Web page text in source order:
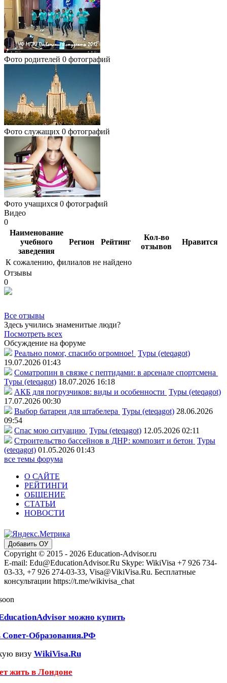
Фото родителей 0 фотографий
Фото служащих 0 фотографий
Фото учащихся 0 фотографий
Видео
0
Наименование
учебного
заведения
Регион Рейтинг
Кол-во
отзывов
Нравится
К сожалению, филиалов не найдено
Отзывы
0
Все отзывы
Здесь учились знаменитые люди?
Посмотреть всех
Обсуждение на форуме
Реально помог, спасибо огромное! Туры (eteqagot)
19.07.2026 01:43
Соматропин в связке с пептидами: в арсенале спортсмена
Туры (eteqagot) 18.07.2026 16:18
АКБ для погрузчиков: виды и особенности Туры (eteqagot)
17.07.2026 00:30
Выбор батареи для штабелера Туры (eteqagot) 28.06.2026
09:54
Спас мою ситуацию Туры (eteqagot) 12.05.2026 02:11
Строительство бассейнов в ДНР: композит и бетон Туры
(eteqagot) 01.05.2026 01:43
все темы форума
О САЙТЕ
РЕЙТИНГИ
ОБЩЕНИЕ
СТАТЬИ
НОВОСТИ
Добавить ОУ
Copyright © 2015 - 2026 Education-Advisor.ru
E-mail: Edu@EducationAdvisor.Ru Skype: WikiVisa +7 926 734-
03-33, +7 926 274-03-33, Visa@VikiVisa.Ru. Бесплатные
консультации https://t.me/wikivisa_chat
можно купить
Совет-Образования.РФ
визу WikiVisa.Ru
жить в Лондоне